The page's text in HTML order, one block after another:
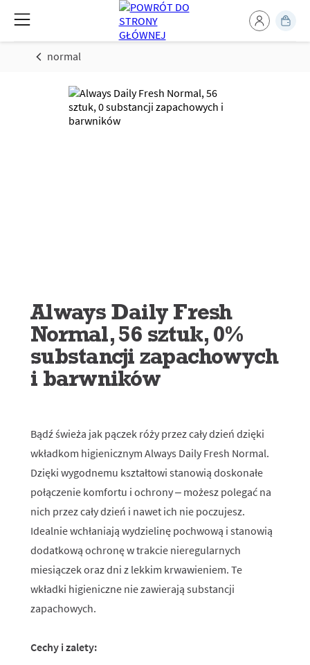
normal
Always Daily Fresh
Normal, 56 sztuk, 0%
substancji zapachowych
i barwników
Bądź świeża jak pączek róży przez cały dzień dzięki
wkładkom higienicznym Always Daily Fresh Normal.
Dzięki wygodnemu kształtowi stanowią doskonałe
połączenie komfortu i ochrony – możesz polegać na
nich przez cały dzień i nawet ich nie poczujesz.
Idealnie wchłaniają wydzielinę pochwową i stanowią
dodatkową ochronę w trakcie nieregularnych
miesiączek oraz dni z lekkim krwawieniem. Te
wkładki higieniczne nie zawierają substancji
zapachowych.
Cechy i zalety: